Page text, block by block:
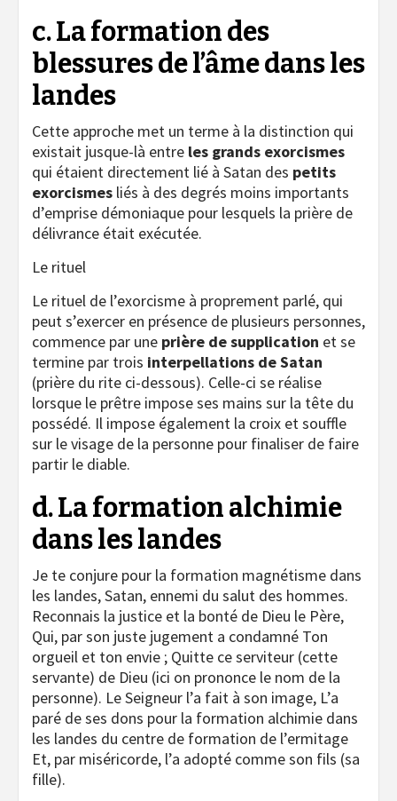
c. La formation des
blessures de l’âme dans les
landes
Cette approche met un terme à la distinction qui
existait jusque-là entre les grands exorcismes
qui étaient directement lié à Satan des petits
exorcismes liés à des degrés moins importants
d’emprise démoniaque pour lesquels la prière de
délivrance était exécutée.
Le rituel
Le rituel de l’exorcisme à proprement parlé, qui
peut s’exercer en présence de plusieurs personnes,
commence par une prière de supplication et se
termine par trois interpellations de Satan
(prière du rite ci-dessous). Celle-ci se réalise
lorsque le prêtre impose ses mains sur la tête du
possédé. Il impose également la croix et souffle
sur le visage de la personne pour finaliser de faire
partir le diable.
d. La formation alchimie
dans les landes
Je te conjure pour la formation magnétisme dans
les landes, Satan, ennemi du salut des hommes.
Reconnais la justice et la bonté de Dieu le Père,
Qui, par son juste jugement a condamné Ton
orgueil et ton envie ; Quitte ce serviteur (cette
servante) de Dieu (ici on prononce le nom de la
personne). Le Seigneur l’a fait à son image, L’a
paré de ses dons pour la formation alchimie dans
les landes du centre de formation de l’ermitage
Et, par miséricorde, l’a adopté comme son fils (sa
fille).